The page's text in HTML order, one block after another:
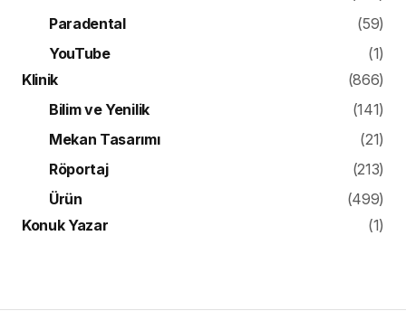
Paradental
(59)
YouTube
(1)
Klinik
(866)
Bilim ve Yenilik
(141)
Mekan Tasarımı
(21)
Röportaj
(213)
Ürün
(499)
Konuk Yazar
(1)